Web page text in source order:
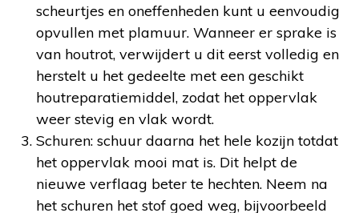
scheurtjes en oneffenheden kunt u eenvoudig
opvullen met plamuur. Wanneer er sprake is
van houtrot, verwijdert u dit eerst volledig en
herstelt u het gedeelte met een geschikt
houtreparatiemiddel, zodat het oppervlak
weer stevig en vlak wordt.
Schuren: schuur daarna het hele kozijn totdat
het oppervlak mooi mat is. Dit helpt de
nieuwe verflaag beter te hechten. Neem na
het schuren het stof goed weg, bijvoorbeeld